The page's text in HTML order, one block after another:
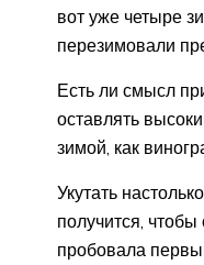
вот уже четыре
перезимовали
Есть ли смысл
оставлять
зимой, как
Укутать
получится,
пробовала